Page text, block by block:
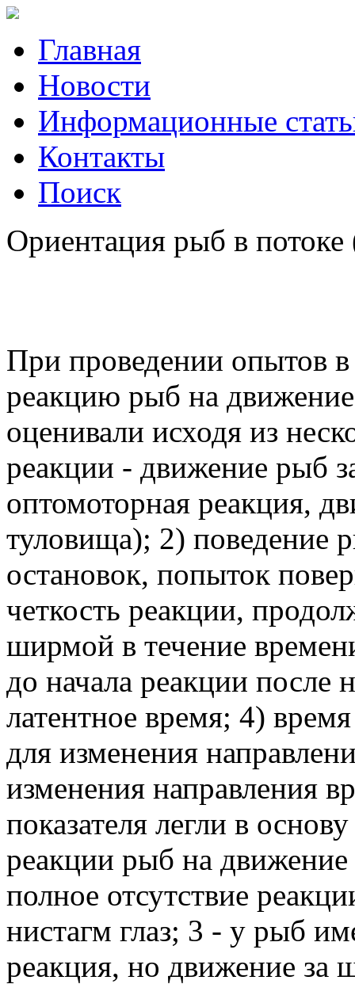
Главная
Новости
Информационные
Контакты
Поиск
Ориентация рыб в потоке
При проведении опытов
реакцию рыб на
оценивали исходя из
реакции - движение рыб
оптомоторная реакция,
туловища); 2) поведение
остановок, попыток
четкость реакции,
ширмой в течение
до начала реакции
латентное время; 4)
для изменения
изменения направления
показателя легли в
реакции рыб на
полное отсутствие
нистагм глаз; 3 - у рыб
реакция, но движение за